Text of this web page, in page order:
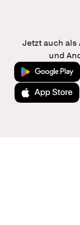
Jetzt auch als
und
Jetzt bei
Laden im App